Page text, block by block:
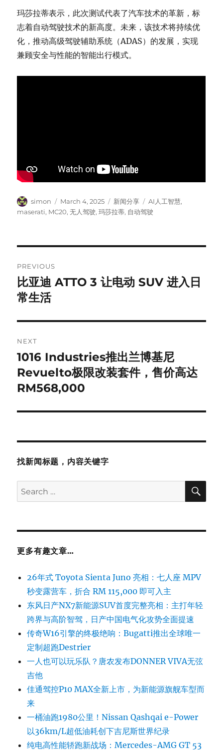
玛莎拉蒂表示，此次测试代表了汽车技术的革新，标
志着自动驾驶技术的新高度。未来，该技术将持续优
化，推动高级驾驶辅助系统（ADAS）的发展，实现
兼顾安全与性能的智能出行模式。
Author
simon
Posted
on
March 4, 2025 Categories
新闻分享 Tags
AI人工智慧,
maserati, MC20,无人驾驶,玛莎拉蒂, 自动驾驶
navigation
PREVIOUS
Previous
post:
比亚迪 ATTO 3 让电动 SUV 进入日
常生活
NEXT
Next
post:
1016 Industries推出兰博基尼
Revuelto极限改装套件，售价高达
RM568,000
找新闻标题，内容关键字
Search
for:
更多有趣文章…
26年式 Toyota Sienta Juno 亮相：七人座 MPV
秒变露营车，折合 RM 115,000 即可入主
东风日产NX7新能源SUV首度完整亮相：主打年轻
跨界与高阶智驾，日产中国电气化攻势全面提速
传奇W16引擎的终极绝响：Bugatti推出全球唯一
定制超跑Destrier
一人也可以玩乐队？唐农发布DONNER VIVA无弦
吉他
佳通驾控P10 MAX全新上市，为新能源旗舰车型而
来
一桶油跑1980公里！Nissan Qashqai e-Power
以36km/L超低油耗创下吉尼斯世界纪录
纯电高性能轿跑新战场：Mercedes-AMG GT 53